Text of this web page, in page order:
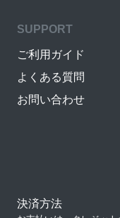
SUPPORT
ご利用ガイド
よくある質問
お問い合わせ
決済方法